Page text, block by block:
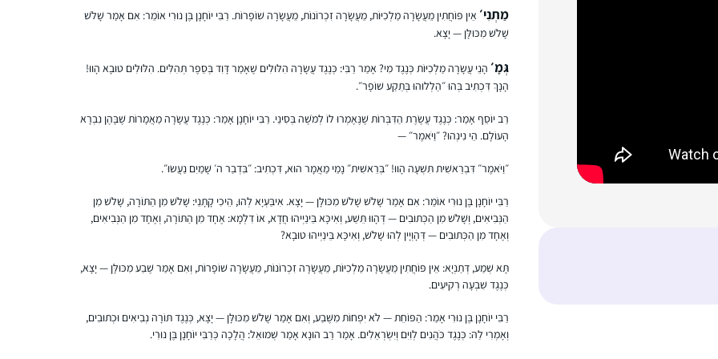
מַתְנִי׳ אֵין פּוֹחֲתִין מֵעֲשָׂרָה מַלְכִיּוֹת, מֵעֲשָׂרָה זִכְרוֹנוֹת, מֵעֲשָׂרָה שׁוֹפָרוֹת. רַבִּי יוֹחָנָן בֶּן נוּרִי אוֹמֵר: אִם אָמַר שָׁלֹשׁ
שָׁלֹשׁ מִכּוּלָּן — יָצָא.
גְּמָ׳ הָנֵי עֲשָׂרָה מַלְכִיּוֹת כְּנֶגֶד מִי? אָמַר רַבִּי: כְּנֶגֶד עֲשָׂרָה הִלּוּלִים שֶׁאָמַר דָּוִד בְּסֵפֶר תְּהִלִּים. הִלּוּלִים טוּבָא הָווּ!
הָנָךְ דִּכְתִיב בְּהוּ ״הַלְלוּהוּ בְּתֵקַע שׁוֹפָר״.
רַב יוֹסֵף אָמַר: כְּנֶגֶד עֲשֶׂרֶת הַדִּבְּרוֹת שֶׁנֶּאֶמְרוּ לוֹ לְמֹשֶׁה בְּסִינַי. רַבִּי יוֹחָנָן אָמַר: כְּנֶגֶד עֲשָׂרָה מַאֲמָרוֹת שֶׁבָּהֶן נִבְרָא
הָעוֹלָם. הֵי נִינְהוּ? ״וַיֹּאמֶר״ —
״וַיֹּאמֶר״ דִּבְרֵאשִׁית תִּשְׁעָה הָווּ! ״בְּרֵאשִׁית״ נָמֵי מַאֲמָר הוּא, דִּכְתִיב: ״בִּדְבַר ה׳ שָׁמַיִם נַעֲשׂוּ״.
רַבִּי יוֹחָנָן בֶּן נוּרִי אוֹמֵר: אִם אָמַר שָׁלֹשׁ שָׁלֹשׁ מִכּוּלָּן — יָצָא. אִיבַּעְיָא לְהוּ, הֵיכִי קָתָנֵי: שָׁלֹשׁ מִן הַתּוֹרָה, שָׁלֹשׁ מִן
הַנְּבִיאִים, וְשָׁלֹשׁ מִן הַכְּתוּבִים — דְּהָווּ תֵּשַׁע, וְאִיכָּא בֵּינַיְיהוּ חֲדָא, אוֹ דִלְמָא: אֶחָד מִן הַתּוֹרָה, וְאֶחָד מִן הַנְּבִיאִים,
וְאֶחָד מִן הַכְּתוּבִים — דְּהָוְיָין לְהוּ שָׁלֹשׁ, וְאִיכָּא בֵּינַיְיהוּ טוּבָא?
תָּא שְׁמַע, דְּתַנְיָא: אֵין פּוֹחֲתִין מֵעֲשָׂרָה מַלְכִיּוֹת, מֵעֲשָׂרָה זִכְרוֹנוֹת, מֵעֲשָׂרָה שׁוֹפָרוֹת, וְאִם אָמַר שֶׁבַע מִכּוּלָּן — יָצָא,
כְּנֶגֶד שִׁבְעָה רְקִיעִים.
רַבִּי יוֹחָנָן בֶּן נוּרִי אָמַר: הַפּוֹחֵת — לֹא יִפְחוֹת מִשֶּׁבַע, וְאִם אָמַר שָׁלֹשׁ מִכּוּלָּן — יָצָא, כְּנֶגֶד תּוֹרָה נְבִיאִים וּכְתוּבִים,
וְאָמְרִי לַהּ: כְּנֶגֶד כֹּהֲנִים לְוִיִּם וְיִשְׂרְאֵלִים. אָמַר רַב הוּנָא אָמַר שְׁמוּאֵל: הֲלָכָה כְּרַבִּי יוֹחָנָן בֶּן נוּרִי.
התחלתי ללמוד בשנת המדרשה במגדל עוז,
ומשמח מאוד!
משלימה קצת בהמשך השבוע.. מרגישה שיש עוגן
מקובע ביום שלי והוא משמח מאוד!
אוריה קסנר
חיפה , ישראל